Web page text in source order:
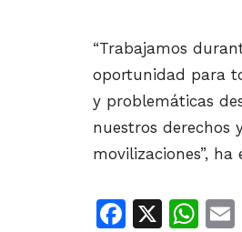
“Trabajamos
oportunidad para
y problemáticas
nuestros derechos
movilizaciones”,
X